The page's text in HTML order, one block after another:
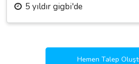
5 yıldır gigbi'de
Hemen Talep